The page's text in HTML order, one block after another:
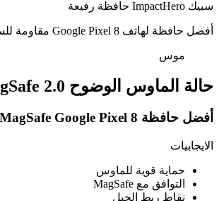
سبيك ImpactHero حافظة رفيعة
أفضل حافظة لهاتف Google Pixel 8 مقاومة للسقوط
موس
حالة الماوس الوضوح 2.0 MagSafe
أفضل حافظة MagSafe Google Pixel 8
الايجابيات
حماية قوية للماوس
التوافق مع MagSafe
نقاط ربط الحبل